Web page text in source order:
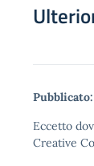
Pubblicato:
Eccetto
Creative